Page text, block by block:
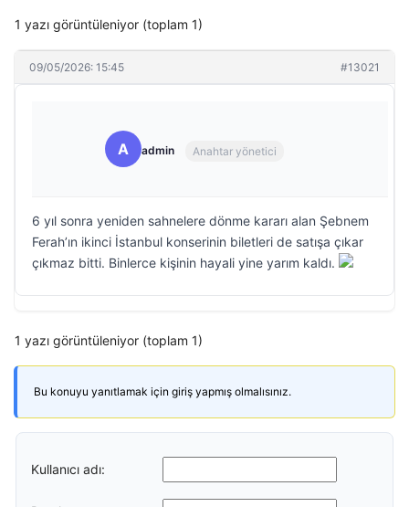
1 yazı görüntüleniyor (toplam 1)
09/05/2026: 15:45 #13021
A admin Anahtar yönetici
6 yıl sonra yeniden sahnelere dönme kararı alan Şebnem
Ferah’ın ikinci İstanbul konserinin biletleri de satışa çıkar
çıkmaz bitti. Binlerce kişinin hayali yine yarım kaldı.
1 yazı görüntüleniyor (toplam 1)
Bu konuyu yanıtlamak için giriş yapmış olmalısınız.
Kullanıcı adı: